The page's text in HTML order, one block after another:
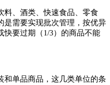
料、酒类、快速食品、零食
是需要实现批次管理，按优异
快要过期
（1/3）的商品不能
和单品商品，这几类单位的条